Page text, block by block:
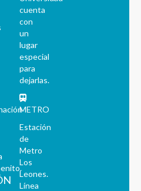
cuenta
con
un
lugar
especial
para
dejarlas.
METRO
Estación
de
Metro
Los
Leones.
Línea